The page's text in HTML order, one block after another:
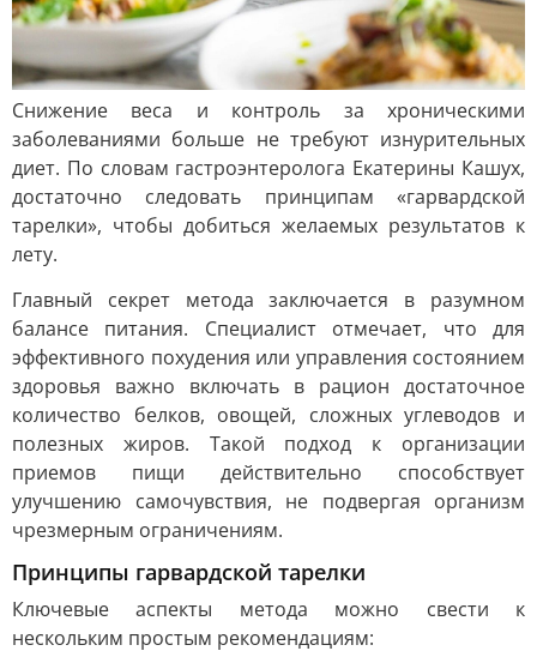
Снижение веса и контроль за хроническими
заболеваниями больше не требуют изнурительных
диет. По словам гастроэнтеролога Екатерины Кашух,
достаточно следовать принципам «гарвардской
тарелки», чтобы добиться желаемых результатов к
лету.
Главный секрет метода заключается в разумном
балансе питания. Специалист отмечает, что для
эффективного похудения или управления состоянием
здоровья важно включать в рацион достаточное
количество белков, овощей, сложных углеводов и
полезных жиров. Такой подход к организации
приемов пищи действительно способствует
улучшению самочувствия, не подвергая организм
чрезмерным ограничениям.
Принципы гарвардской тарелки
Ключевые аспекты метода можно свести к
нескольким простым рекомендациям: